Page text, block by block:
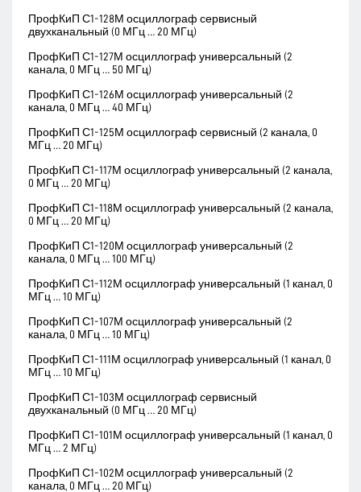
ПрофКиП С1-128М осциллограф сервисный
двухканальный (0 МГц … 20 МГц)
ПрофКиП С1-127М осциллограф универсальный (2
канала, 0 МГц … 50 МГц)
ПрофКиП С1-126М осциллограф универсальный (2
канала, 0 МГц … 40 МГц)
ПрофКиП С1-125М осциллограф сервисный (2 канала, 0
МГц … 20 МГц)
ПрофКиП С1-117М осциллограф универсальный (2 канала,
0 МГц … 20 МГц)
ПрофКиП С1-118М осциллограф универсальный (2 канала,
0 МГц … 20 МГц)
ПрофКиП С1-120М осциллограф универсальный (2
канала, 0 МГц … 100 МГц)
ПрофКиП С1-112М осциллограф универсальный (1 канал, 0
МГц … 10 МГц)
ПрофКиП С1-107М осциллограф универсальный (2
канала, 0 МГц … 10 МГц)
ПрофКиП С1-111М осциллограф универсальный (1 канал, 0
МГц … 10 МГц)
ПрофКиП С1-103М осциллограф сервисный
двухканальный (0 МГц … 20 МГц)
ПрофКиП С1-101М осциллограф универсальный (1 канал, 0
МГц … 2 МГц)
ПрофКиП С1-102М осциллограф универсальный (2
канала, 0 МГц … 20 МГц)